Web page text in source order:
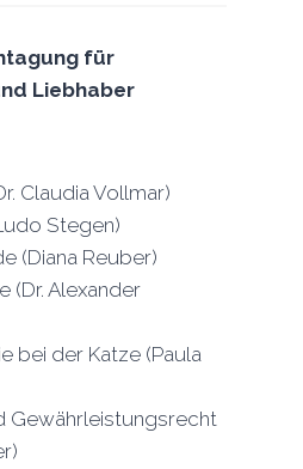
für
Liebhaber
Claudia Vollmar)
Stegen)
(Diana Reuber)
(Dr. Alexander
bei der Katze (Paula
Gewährleistungsrecht